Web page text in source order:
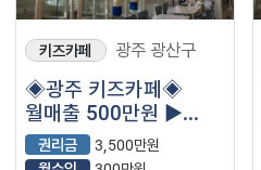
키즈카페 광주 광산구
◈광주 키즈카페◈
월매출 500만원 ▶
순수익 200만원◀
소자본추천! 초보창업
권리금
3,500만원